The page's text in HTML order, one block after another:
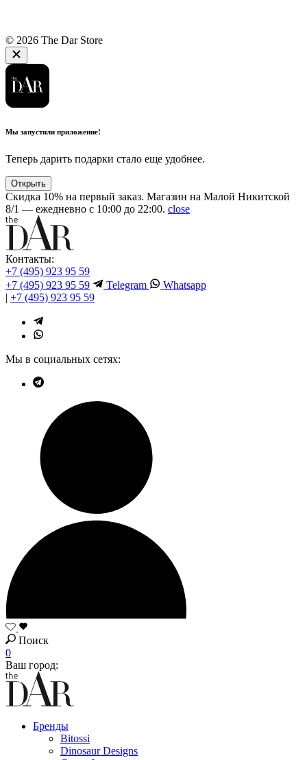
© 2026 The Dar Store
Мы запустили приложение!
Теперь дарить подарки стало еще удобнее.
Открыть
Скидка 10% на первый заказ. Магазин на Малой Никитской
8/1 — ежедневно с 10:00 до 22:00. close
Контакты:
+7 (495) 923 95 59
+7 (495) 923 95 59
Telegram
Whatsapp
| +7 (495) 923 95 59
Мы в социальных сетях:
Поиск
0
Ваш город:
Бренды
Bitossi
Dinosaur Designs